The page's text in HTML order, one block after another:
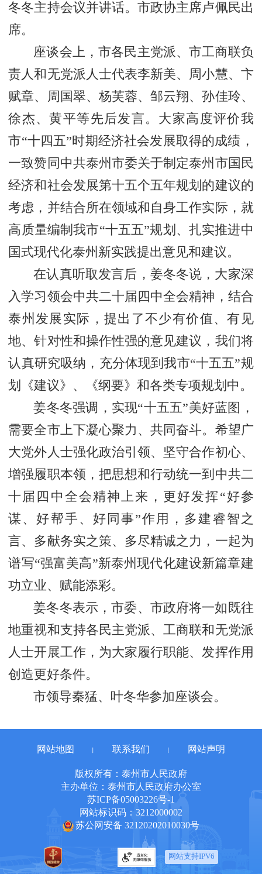
冬冬主持会议并讲话。市政协主席卢佩民出
席。
座谈会上，市各民主党派、市工商联负
责人和无党派人士代表李新美、周小慧、卞
赋章、周国翠、杨芙蓉、邹云翔、孙佳玲、
徐杰、黄平等先后发言。大家高度评价我
市“十四五”时期经济社会发展取得的成绩，
一致赞同中共泰州市委关于制定泰州市国民
经济和社会发展第十五个五年规划的建议的
考虑，并结合所在领域和自身工作实际，就
高质量编制我市“十五五”规划、扎实推进中
国式现代化泰州新实践提出意见和建议。
在认真听取发言后，姜冬冬说，大家深
入学习领会中共二十届四中全会精神，结合
泰州发展实际，提出了不少有价值、有见
地、针对性和操作性强的意见建议，我们将
认真研究吸纳，充分体现到我市“十五五”规
划《建议》、《纲要》和各类专项规划中。
姜冬冬强调，实现“十五五”美好蓝图，
需要全市上下凝心聚力、共同奋斗。希望广
大党外人士强化政治引领、坚守合作初心、
增强履职本领，把思想和行动统一到中共二
十届四中全会精神上来，更好发挥“好参
谋、好帮手、好同事”作用，多建睿智之
言、多献务实之策、多尽精诚之力，一起为
谱写“强富美高”新泰州现代化建设新篇章建
功立业、赋能添彩。
姜冬冬表示，市委、市政府将一如既往
地重视和支持各民主党派、工商联和无党派
人士开展工作，为大家履行职能、发挥作用
创造更好条件。
市领导秦猛、叶冬华参加座谈会。
网站地图 联系我们 网站声明
版权所有：泰州市人民政府
主办单位：泰州市人民政府办公室
苏ICP备05003226号-1
网站标识码：3212000002
苏公网安备 32120202010030号
网站支持IPV6